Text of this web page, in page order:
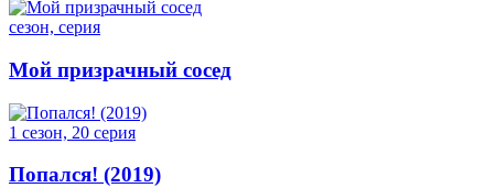
сезон, серия
Мой призрачный сосед
1 сезон, 20 серия
Попался! (2019)